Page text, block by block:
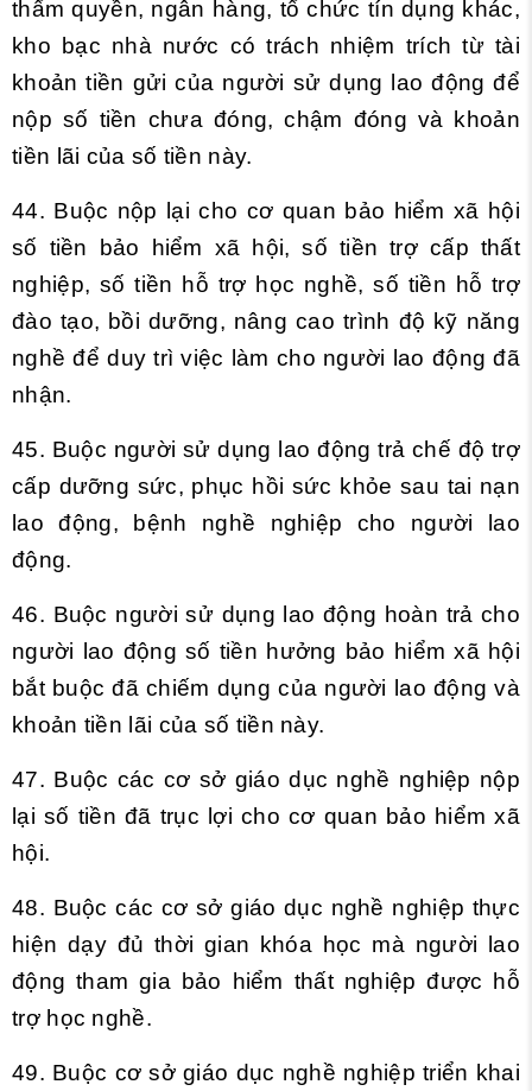
thẩm quyền, ngân hàng, tổ chức tín dụng khác,
kho bạc nhà nước có trách nhiệm trích từ tài
khoản tiền gửi của người sử dụng lao động để
nộp số tiền chưa đóng, chậm đóng và khoản
tiền lãi của số tiền này.
44. Buộc nộp lại cho cơ quan bảo hiểm xã hội
số tiền bảo hiểm xã hội, số tiền trợ cấp thất
nghiệp, số tiền hỗ trợ học nghề, số tiền hỗ trợ
đào tạo, bồi dưỡng, nâng cao trình độ kỹ năng
nghề để duy trì việc làm cho người lao động đã
nhận.
45. Buộc người sử dụng lao động trả chế độ trợ
cấp dưỡng sức, phục hồi sức khỏe sau tai nạn
lao động, bệnh nghề nghiệp cho người lao
động.
46. Buộc người sử dụng lao động hoàn trả cho
người lao động số tiền hưởng bảo hiểm xã hội
bắt buộc đã chiếm dụng của người lao động và
khoản tiền lãi của số tiền này.
47. Buộc các cơ sở giáo dục nghề nghiệp nộp
lại số tiền đã trục lợi cho cơ quan bảo hiểm xã
hội.
48. Buộc các cơ sở giáo dục nghề nghiệp thực
hiện dạy đủ thời gian khóa học mà người lao
động tham gia bảo hiểm thất nghiệp được hỗ
trợ học nghề.
49. Buộc cơ sở giáo dục nghề nghiệp triển khai